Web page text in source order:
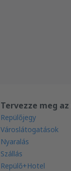
Tervezze meg
Repülőjegy
Városlátogatások
Nyaralás
Szállás
Repülő+Hotel